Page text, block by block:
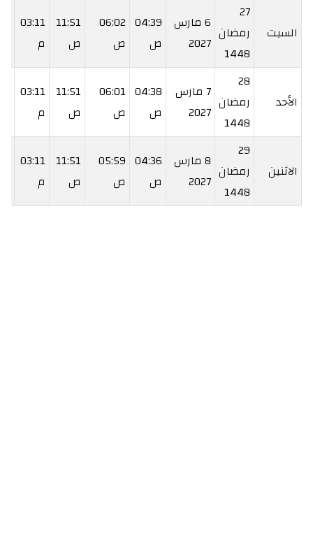
السبت
27
رمضان
1448
6 مارس
2027
04:39
ص
06:02
ص
11:51
ص
03:11
م
الأحد
28
رمضان
1448
7 مارس
2027
04:38
ص
06:01
ص
11:51
ص
03:11
م
الاثنين
29
رمضان
1448
8 مارس
2027
04:36
ص
05:59
ص
11:51
ص
03:11
م